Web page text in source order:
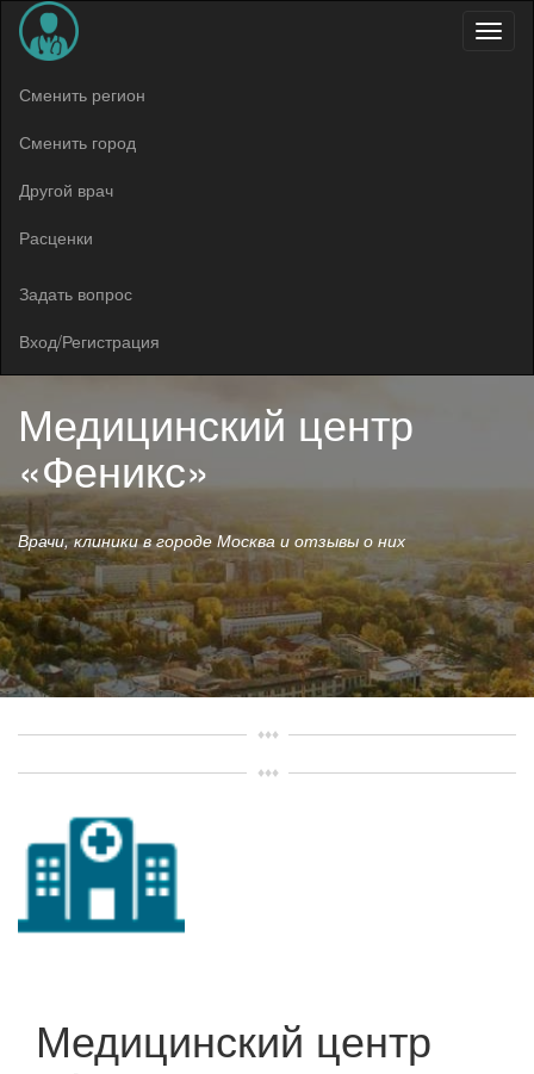
Меню
Сменить регион
Сменить город
Другой врач
Расценки
Задать вопрос
Вход/Регистрация
Медицинский центр
«Феникс»
Врачи, клиники в городе Москва и отзывы о них
Медицинский центр